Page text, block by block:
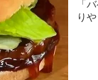
「
り